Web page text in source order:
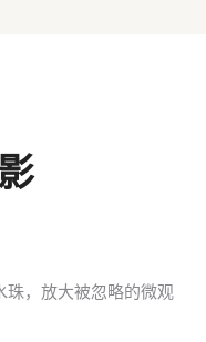
，放大被忽略的微观